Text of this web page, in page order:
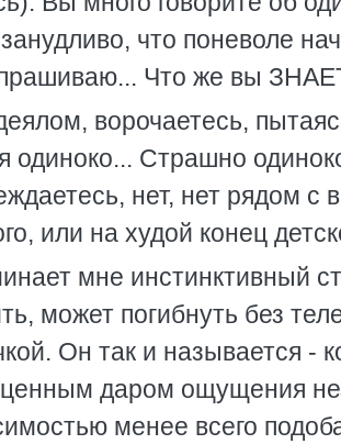
занудливо, что поневоле
Что же вы
ворочаетесь,
одиноко... Страшно
нет, нет рядом с
или на худой конец
мне инстинктивный
может погибнуть без
Он так и называется -
даром ощущения
менее всего